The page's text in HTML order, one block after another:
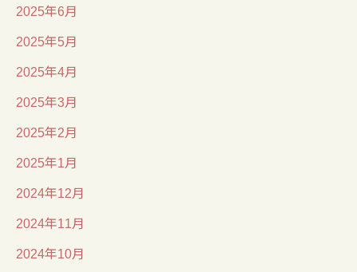
2025年6月
2025年5月
2025年4月
2025年3月
2025年2月
2025年1月
2024年12月
2024年11月
2024年10月